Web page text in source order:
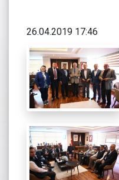
26.04.2019 17:46